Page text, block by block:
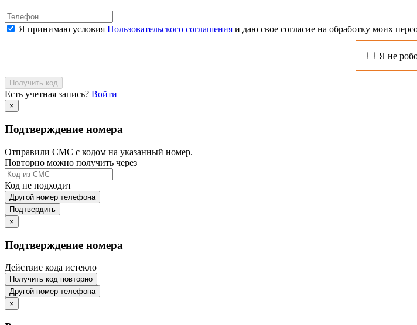
Я принимаю условия Пользовательского соглашения и даю свое согласие на обработку моих
Я не
Получить код
Есть учетная запись? Войти
×
Подтверждение номера
Отправили СМС с кодом на указанный номер.
Повторно можно получить через
Код не подходит
Другой номер телефона
Подтвердить
×
Подтверждение номера
Действие кода истекло
Получить код повторно
Другой номер телефона
×